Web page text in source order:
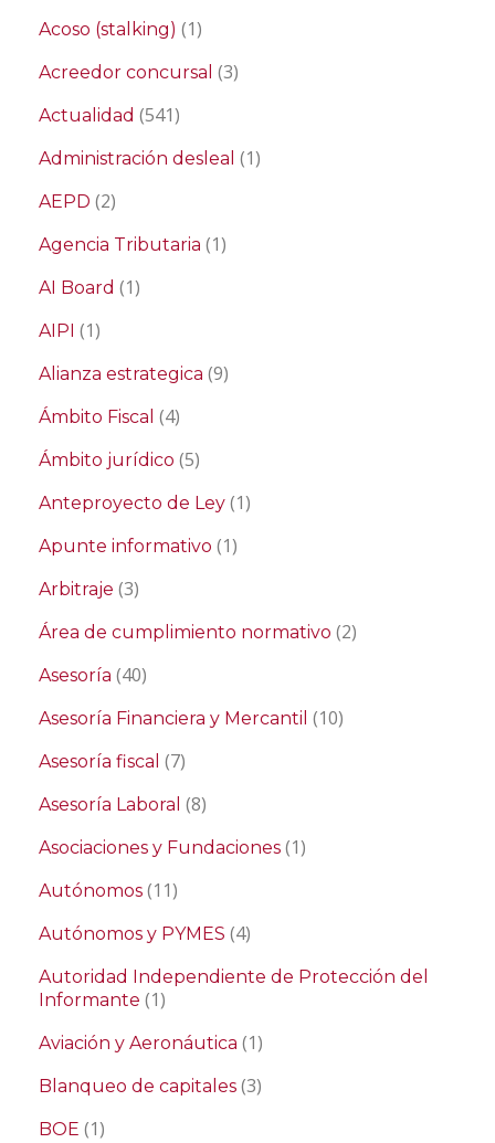
Acoso (stalking) (1)
Acreedor concursal (3)
Actualidad (541)
Administración desleal (1)
AEPD (2)
Agencia Tributaria (1)
AI Board (1)
AIPI (1)
Alianza estrategica (9)
Ámbito Fiscal (4)
Ámbito jurídico (5)
Anteproyecto de Ley (1)
Apunte informativo (1)
Arbitraje (3)
Área de cumplimiento normativo (2)
Asesoría (40)
Asesoría Financiera y Mercantil (10)
Asesoría fiscal (7)
Asesoría Laboral (8)
Asociaciones y Fundaciones (1)
Autónomos (11)
Autónomos y PYMES (4)
Autoridad Independiente de Protección del
Informante (1)
Aviación y Aeronáutica (1)
Blanqueo de capitales (3)
BOE (1)